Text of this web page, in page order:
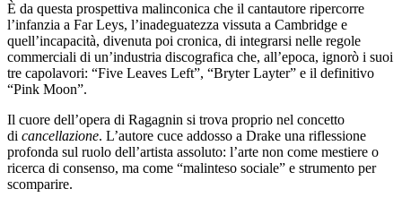
È da questa prospettiva malinconica che il cantautore ripercorre
l’infanzia a Far Leys, l’inadeguatezza vissuta a Cambridge e
quell’incapacità, divenuta poi cronica, di integrarsi nelle regole
commerciali di un’industria discografica che, all’epoca, ignorò i suoi
tre capolavori: “Five Leaves Left”, “Bryter Layter” e il definitivo
“Pink Moon”.
Il cuore dell’opera di Ragagnin si trova proprio nel concetto
di cancellazione. L’autore cuce addosso a Drake una riflessione
profonda sul ruolo dell’artista assoluto: l’arte non come mestiere o
ricerca di consenso, ma come “malinteso sociale” e strumento per
scomparire.